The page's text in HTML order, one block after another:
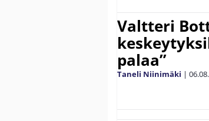
Valtteri
palaa”
Taneli Niinimäki |